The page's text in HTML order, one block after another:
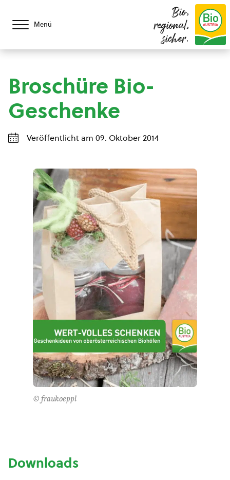
Menü
Bio,
regional,
sicher.
Broschüre Bio-
Geschenke
Veröffentlicht am 09. Oktober 2014
© fraukoeppl
Downloads